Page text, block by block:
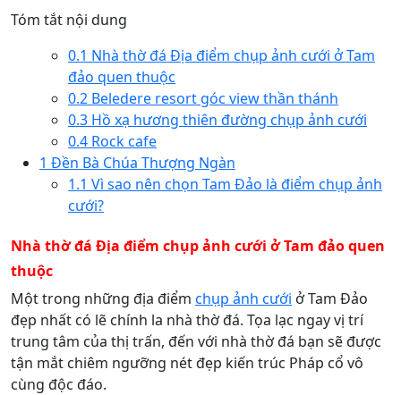
Tóm tắt nội dung
0.1 Nhà thờ đá Địa điểm chụp ảnh cưới ở Tam
đảo quen thuộc
0.2 Beledere resort góc view thần thánh
0.3 Hồ xạ hương thiên đường chụp ảnh cưới
0.4 Rock cafe
1 Đền Bà Chúa Thượng Ngàn
1.1 Vì sao nên chọn Tam Đảo là điểm chụp ảnh
cưới?
Nhà thờ đá Địa điểm chụp ảnh cưới ở Tam đảo quen
thuộc
Một trong những địa điểm chụp ảnh cưới ở Tam Đảo
đẹp nhất có lẽ chính la nhà thờ đá. Tọa lạc ngay vị trí
trung tâm của thị trấn, đến với nhà thờ đá bạn sẽ được
tận mắt chiêm ngưỡng nét đẹp kiến trúc Pháp cổ vô
cùng độc đáo.